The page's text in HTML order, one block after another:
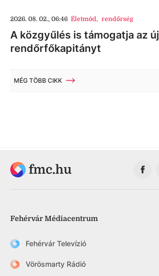
2026. 08. 02., 06:46 Életmód, rendőrség
A közgyűlés is támogatja az új
rendőrfőkapitányt
MÉG TÖBB CIKK
fmc.hu
Fehérvár Médiacentrum
Fehérvár Televízió
Vörösmarty Rádió